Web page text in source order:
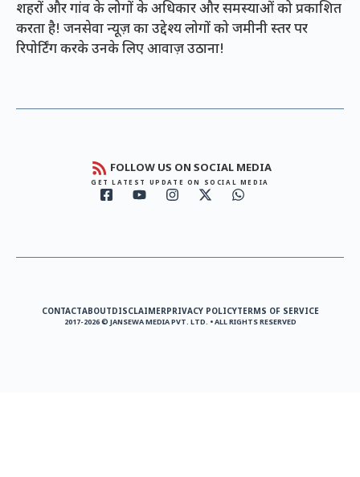
शहरों और गांव के लोगों के अधिकार और समस्याओं को प्रकाशित
करता है! जनसेवा न्यूज़ का उद्देश्य लोगों को जमीनी स्तर पर
रिपोर्टिंग करके उनके लिए आवाज़ उठाना!
FOLLOW US ON SOCIAL MEDIA
GET LATEST UPDATE ON SOCIAL MEDIA
CONTACTABOUTDISCLAIMERPRIVACY POLICYTERMS OF SERVICE
2017-2026 © JANSEWA MEDIA PVT. LTD. • ALL RIGHTS RESERVED